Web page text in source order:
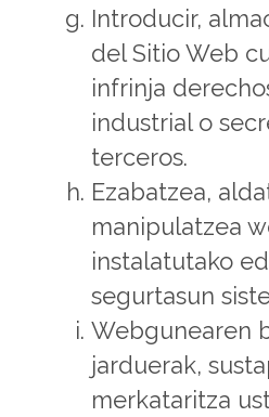
Introducir,
del Sitio Web
infrinja
industrial o
terceros.
Ezabatzea,
manipulatzea
instalatutako
segurtasun
Webgunearen
jarduerak,
merkataritza